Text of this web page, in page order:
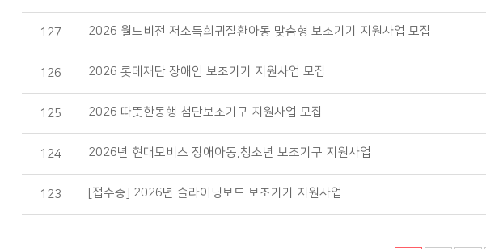
127 2026 월드비전 저소득희귀질환아동 맞춤형 보조기기 지원사업 모집
126 2026 롯데재단 장애인 보조기기 지원사업 모집
125 2026 따뜻한동행 첨단보조기구 지원사업 모집
124 2026년 현대모비스 장애아동,청소년 보조기구 지원사업
123 [접수중] 2026년 슬라이딩보드 보조기기 지원사업